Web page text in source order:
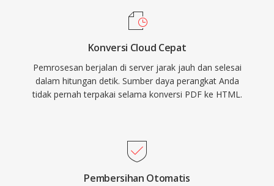
Konversi Cloud Cepat
Pemrosesan berjalan di server jarak jauh dan selesai
dalam hitungan detik. Sumber daya perangkat Anda
tidak pernah terpakai selama konversi PDF ke HTML.
Pembersihan Otomatis